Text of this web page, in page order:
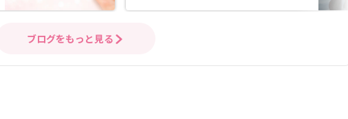
ブログをもっと見る